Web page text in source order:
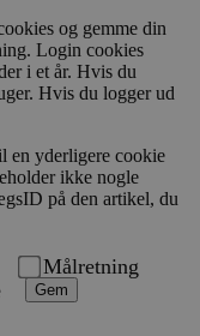
og gemme din
Login cookies
i et år. Hvis du
Hvis du logger ud
en yderligere cookie
ikke nogle
på den artikel, du
Målretning
Gem